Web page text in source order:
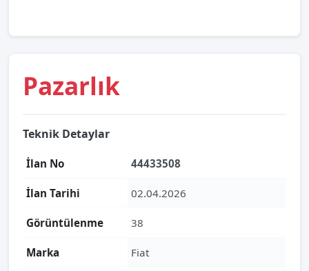
Pazarlık
Teknik Detaylar
İlan No 44433508
İlan Tarihi 02.04.2026
Görüntülenme 38
Marka Fiat